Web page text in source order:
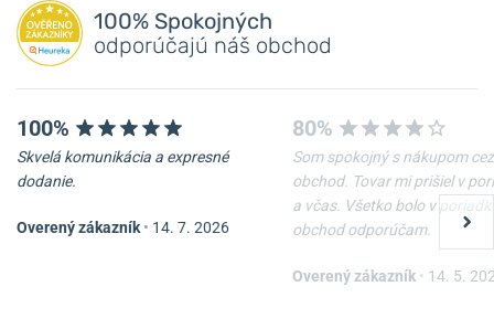
Pridať dotaz
-20%
Náhrdelník Boccia Titanium
-20%
Náhrdelník Boccia Titanium
100% Spokojných
odporúčajú náš obchod
100%
Skvelá komunikácia a expresné
dodanie.
Overený zákazník • 14. 7. 2026
80%
Som spokojný s nákupom cez
obchod. Tovar mi prišiel v
a včas. Všetko bolo v
obchod odporúčam.
Overený zákazník • 14. 5.